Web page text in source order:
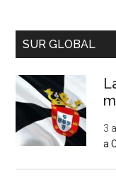
SUR GLOBAL
3
a